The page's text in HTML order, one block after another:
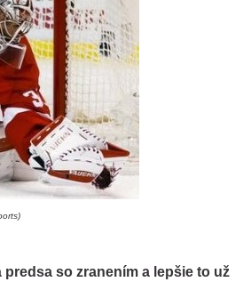
so zranením a lepšie to už